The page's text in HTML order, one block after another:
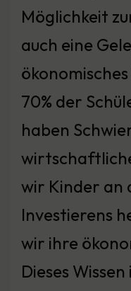
Möglichkeit
auch eine
70% der
haben
wir Kinder an
Investierens
wir ihre
Dieses